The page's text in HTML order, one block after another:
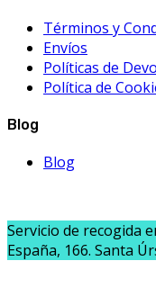
Términos y
Envíos
Políticas de
Política de
Blog
Blog
Servicio de recogida
España, 166. Santa